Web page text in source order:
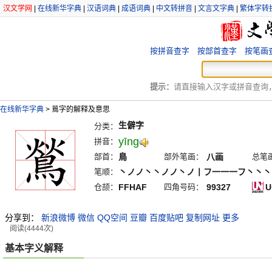
汉文学网 在线新华字典 汉语词典 成语词典 中文转拼音 文言文字典 繁体字转
按拼音查字 按部首查字 按笔画
提示： 请直接输入汉字或拼音查询
在线新华字典 > 鶑字的解释及意思
分类： 生僻字
拼音： yīng
部首： 鳥 部外笔画： 八画
总笔
笔顺：
丶ノノ丶丶ノノ丶ノ丨フ一一一フ丶丶
仓颉： FFHAF 四角号码： 99327
分享到： 新浪微博 微信 QQ空间 豆瓣 百度贴吧 复制网址 更多
阅读(4444次)
基本字义解释